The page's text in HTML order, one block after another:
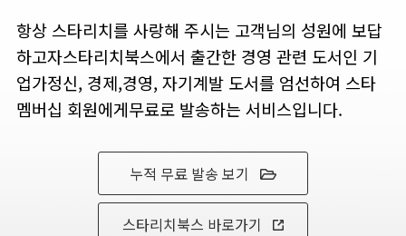
항상 스타리치를 사랑해 주시는 고객님의 성원에 보답
하고자스타리치북스에서 출간한 경영 관련 도서인 기
업가정신, 경제,경영, 자기계발 도서를 엄선하여 스타
멤버십 회원에게무료로 발송하는 서비스입니다.
누적 무료 발송 보기
스타리치북스 바로가기